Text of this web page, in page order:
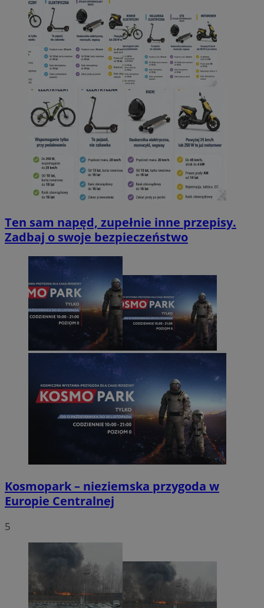
Ten sam napęd, zupełnie inne przepisy.
Zadbaj o swoje bezpieczeństwo
Kosmopark – nieziemska przygoda w
Europie Centralnej
5